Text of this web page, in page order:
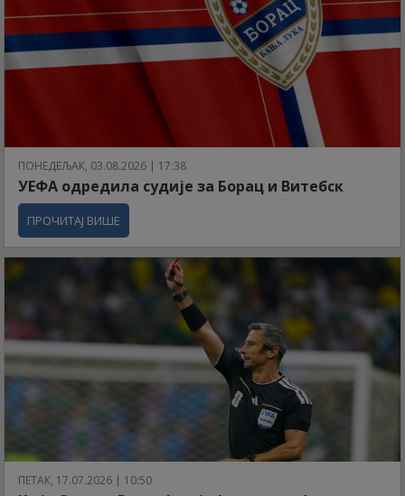
ПОНЕДЕЉАК, 03.08.2026 | 17:38
УЕФА одредила судије за Борац и Витебск
ПРОЧИТАЈ ВИШЕ
ПЕТАК, 17.07.2026 | 10:50